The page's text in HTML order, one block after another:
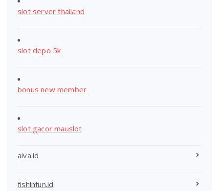
slot server thailand
slot depo 5k
bonus new member
slot gacor mauslot
aiva.id
fishinfun.id